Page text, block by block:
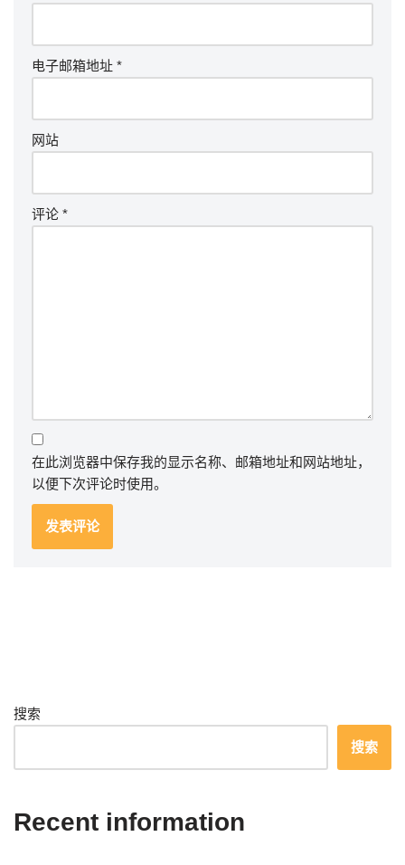
电子邮箱地址 *
网站
评论 *
在此浏览器中保存我的显示名称、邮箱地址和网站地址，
以便下次评论时使用。
搜索
搜索
Recent information